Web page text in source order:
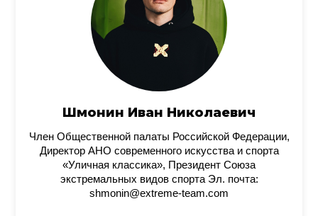
Шмонин Иван Николаевич
Член Общественной палаты Российской Федерации,
Директор АНО современного искусства и спорта
«Уличная классика», Президент Союза
экстремальных видов спорта Эл. почта:
shmonin@extreme-team.com